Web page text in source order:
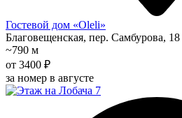
Гостевой дом «Oleli»
Благовещенская, пер. Самбурова, 18
~790 м
от 3400 ₽
за номер в августе